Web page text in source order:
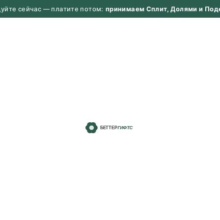
сейчас — платите потом: принимаем Сплит, Долями и